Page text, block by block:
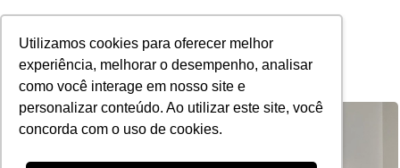
Utilizamos cookies para oferecer melhor
experiência, melhorar o desempenho, analisar
como você interage em nosso site e
personalizar conteúdo. Ao utilizar este site, você
concorda com o uso de cookies.
POR